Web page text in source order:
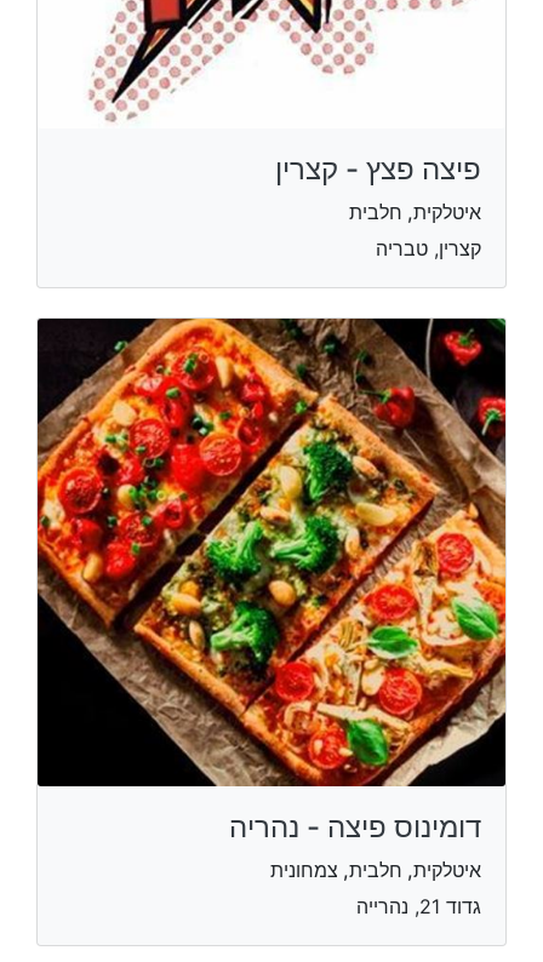
פיצה פצץ - קצרין
איטלקית, חלבית
קצרין, טבריה
דומינוס פיצה - נהריה
איטלקית, חלבית, צמחונית
גדוד 21, נהרייה